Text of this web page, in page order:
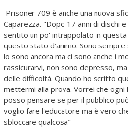
Prisoner 709 è anche una nuova
Caparezza. "Dopo 17 anni di dischi
sentito un po' intrappolato in
questo stato d’animo. Sono
lo sono ancora ma ci sono anche i
rassicurarvi, non sono depresso,
delle difficoltà. Quando ho scritto
mettermi alla prova. Vorrei che ogni
posso pensare se per il pubblico
voglio fare l'educatore ma è vero
sbloccare qualcosa"